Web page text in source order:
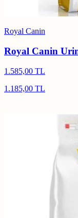
Royal Canin
Royal Canin
1.585,00 TL
1.185,00 TL